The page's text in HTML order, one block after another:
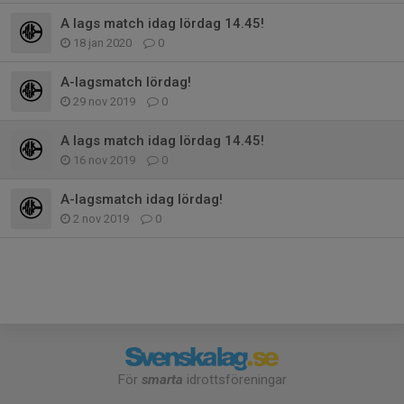
A lags match idag lördag 14.45!
18 jan 2020 0
A-lagsmatch lördag!
29 nov 2019 0
A lags match idag lördag 14.45!
16 nov 2019 0
A-lagsmatch idag lördag!
2 nov 2019 0
För smarta idrottsföreningar